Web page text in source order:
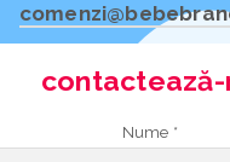
contactează-
Nume *